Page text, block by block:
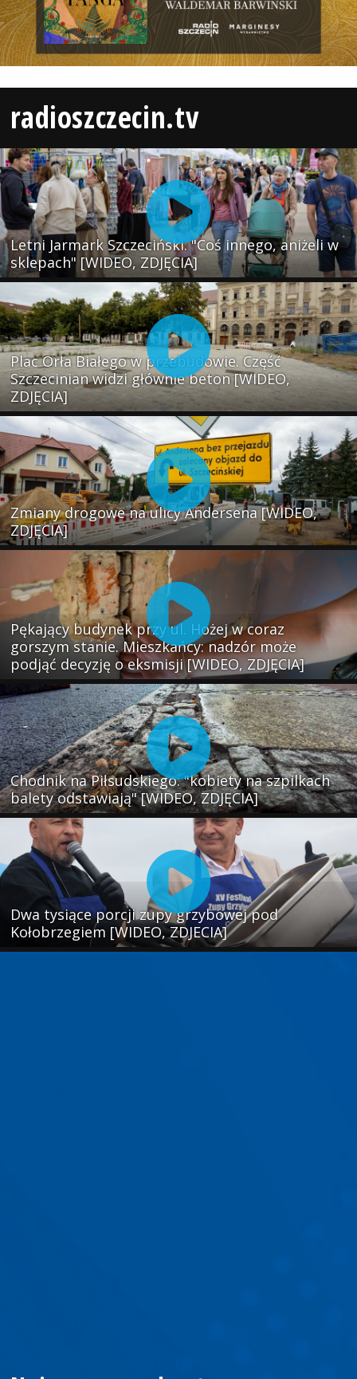
radioszczecin.tv
Letni Jarmark Szczeciński. "Coś innego, aniżeli w
sklepach" [WIDEO, ZDJĘCIA]
Plac Orła Białego w przebudowie. Część
Szczecinian widzi głównie beton [WIDEO,
ZDJĘCIA]
Zmiany drogowe na ulicy Andersena [WIDEO,
ZDJĘCIA]
Pękający budynek przy ul. Hożej w coraz
gorszym stanie. Mieszkańcy: nadzór może
podjąć decyzję o eksmisji [WIDEO, ZDJĘCIA]
Chodnik na Piłsudskiego: "kobiety na szpilkach
balety odstawiają" [WIDEO, ZDJĘCIA]
Dwa tysiące porcji zupy grzybowej pod
Kołobrzegiem [WIDEO, ZDJECIA]